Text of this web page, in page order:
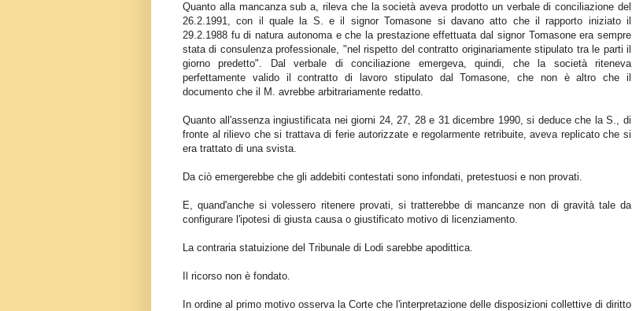
Quanto alla mancanza sub a, rileva che la società aveva prodotto un verbale di conciliazione del
26.2.1991, con il quale la S. e il signor Tomasone si davano atto che il rapporto iniziato il
29.2.1988 fu di natura autonoma e che la prestazione effettuata dal signor Tomasone era sempre
stata di consulenza professionale, "nel rispetto del contratto originariamente stipulato tra le parti il
giorno predetto". Dal verbale di conciliazione emergeva, quindi, che la società riteneva
perfettamente valido il contratto di lavoro stipulato dal Tomasone, che non è altro che il
documento che il M. avrebbe arbitrariamente redatto.
Quanto all'assenza ingiustificata nei giorni 24, 27, 28 e 31 dicembre 1990, si deduce che la S., di
fronte al rilievo che si trattava di ferie autorizzate e regolarmente retribuite, aveva replicato che si
era trattato di una svista.
Da ciò emergerebbe che gli addebiti contestati sono infondati, pretestuosi e non provati.
E, quand'anche si volessero ritenere provati, si tratterebbe di mancanze non di gravità tale da
configurare l'ipotesi di giusta causa o giustificato motivo di licenziamento.
La contraria statuizione del Tribunale di Lodi sarebbe apodittica.
Il ricorso non è fondato.
In ordine al primo motivo osserva la Corte che l'interpretazione delle disposizioni collettive di diritto